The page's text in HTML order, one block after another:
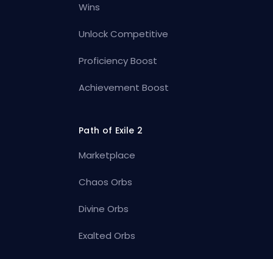
Wins
Unlock Competitive
Proficiency Boost
Achievement Boost
Path of Exile 2
Marketplace
Chaos Orbs
Divine Orbs
Exalted Orbs